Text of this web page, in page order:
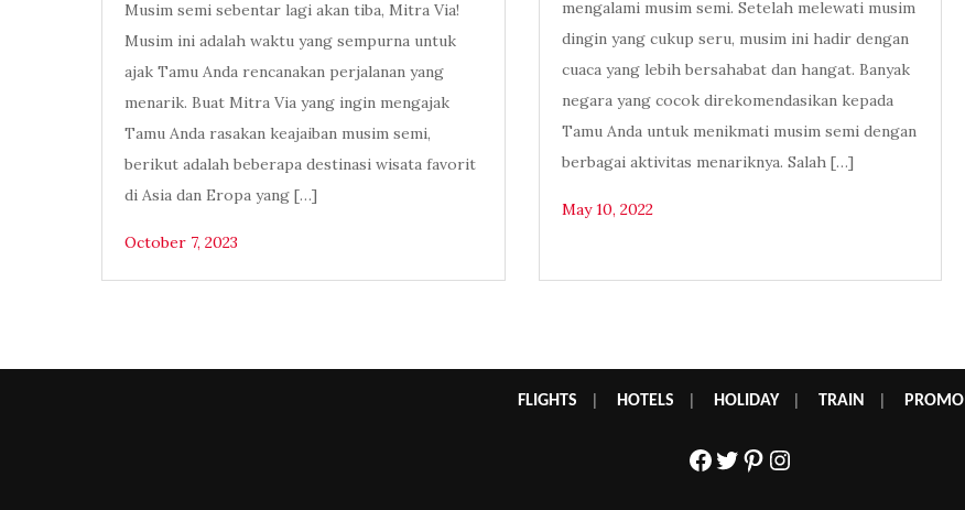
Musim semi sebentar lagi akan tiba, Mitra Via!
Musim ini adalah waktu yang sempurna untuk
ajak Tamu Anda rencanakan perjalanan yang
menarik. Buat Mitra Via yang ingin mengajak
Tamu Anda rasakan keajaiban musim semi,
berikut adalah beberapa destinasi wisata favorit
di Asia dan Eropa yang […]
October 7, 2023
mengalami musim semi. Setelah melewati musim
dingin yang cukup seru, musim ini hadir dengan
cuaca yang lebih bersahabat dan hangat. Banyak
negara yang cocok direkomendasikan kepada
Tamu Anda untuk menikmati musim semi dengan
berbagai aktivitas menariknya. Salah […]
May 10, 2022
FLIGHTS HOTELS HOLIDAY| TRAIN PROMO
Facebook
Twitter
Pinterest
Instagram